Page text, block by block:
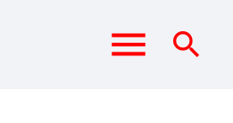
menu search